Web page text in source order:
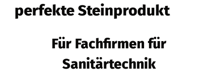
perfekte Steinprodukt
Für Fachfirmen für
Sanitärtechnik